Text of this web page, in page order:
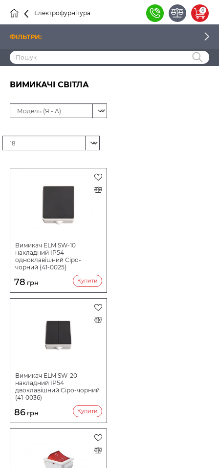
0
Електрофурнітура
Вимикачі
ВИМИКАЧІ СВІТЛА
Вимикач ELM SW-10
накладний IP54
одноклавішний Сіро-
чорний (41-0025)
78 грн Купити
Вимикач ELM SW-20
накладний IP54
двоклавішний Сіро-чорний
(41-0036)
86 грн Купити
ФІЛЬТРИ:
ЦІНА
КІЛЬКІСТЬ КНОПОК (ВИМИКАЧІВ)
ОСОБЛИВОСТІ
СТУПІНЬ ПИЛЕВОЛОГОЗАХИСТУ